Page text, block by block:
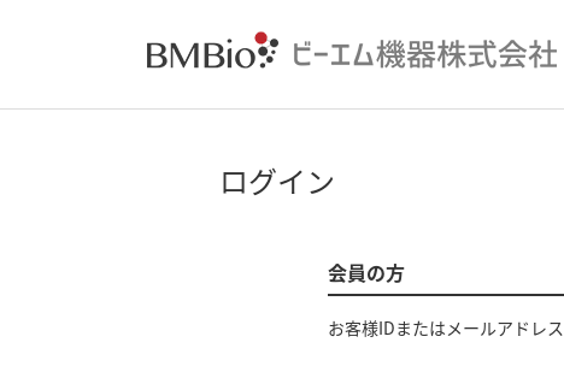
ログイン
会員の方
お客様IDまたはメールアドレス